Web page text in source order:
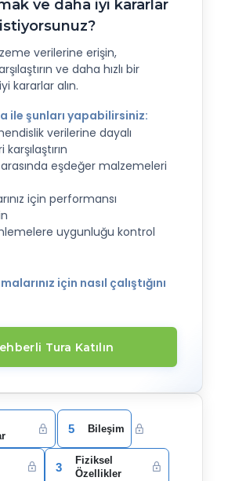
ve daha iyi kararlar
verilerine erişin,
ve daha hızlı bir
kararlar alın.
ile şunları yapabilirsiniz:
verilerine dayalı
eşdeğer malzemeleri
için performansı
uygunluğu kontrol
için nasıl çalıştığını
Tura Katılın
5 Bileşim
3
Fiziksel
Özellikler